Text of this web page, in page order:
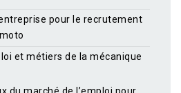
pour le recrutement
et métiers de la mécanique
du marché de l’emploi pour